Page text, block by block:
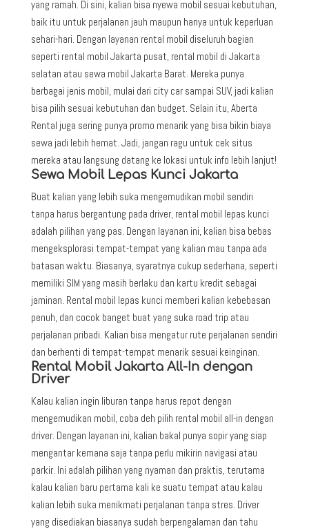
yang ramah. Di sini, kalian bisa nyewa mobil sesuai kebutuhan,
baik itu untuk perjalanan jauh maupun hanya untuk keperluan
sehari-hari. Dengan layanan rental mobil diseluruh bagian
seperti rental mobil Jakarta pusat, rental mobil di Jakarta
selatan atau sewa mobil Jakarta Barat. Mereka punya
berbagai jenis mobil, mulai dari city car sampai SUV, jadi kalian
bisa pilih sesuai kebutuhan dan budget. Selain itu, Aberta
Rental juga sering punya promo menarik yang bisa bikin biaya
sewa jadi lebih hemat. Jadi, jangan ragu untuk cek situs
mereka atau langsung datang ke lokasi untuk info lebih lanjut!
Sewa Mobil Lepas Kunci Jakarta
Buat kalian yang lebih suka mengemudikan mobil sendiri
tanpa harus bergantung pada driver, rental mobil lepas kunci
adalah pilihan yang pas. Dengan layanan ini, kalian bisa bebas
mengeksplorasi tempat-tempat yang kalian mau tanpa ada
batasan waktu. Biasanya, syaratnya cukup sederhana, seperti
memiliki SIM yang masih berlaku dan kartu kredit sebagai
jaminan. Rental mobil lepas kunci memberi kalian kebebasan
penuh, dan cocok banget buat yang suka road trip atau
perjalanan pribadi. Kalian bisa mengatur rute perjalanan sendiri
dan berhenti di tempat-tempat menarik sesuai keinginan.
Rental Mobil Jakarta All-In dengan
Driver
Kalau kalian ingin liburan tanpa harus repot dengan
mengemudikan mobil, coba deh pilih rental mobil all-in dengan
driver. Dengan layanan ini, kalian bakal punya sopir yang siap
mengantar kemana saja tanpa perlu mikirin navigasi atau
parkir. Ini adalah pilihan yang nyaman dan praktis, terutama
kalau kalian baru pertama kali ke suatu tempat atau kalau
kalian lebih suka menikmati perjalanan tanpa stres. Driver
yang disediakan biasanya sudah berpengalaman dan tahu